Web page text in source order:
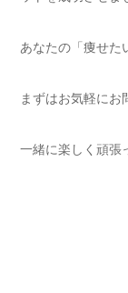
あなたの「痩せた
まずはお気軽にお
一緒に楽しく頑張